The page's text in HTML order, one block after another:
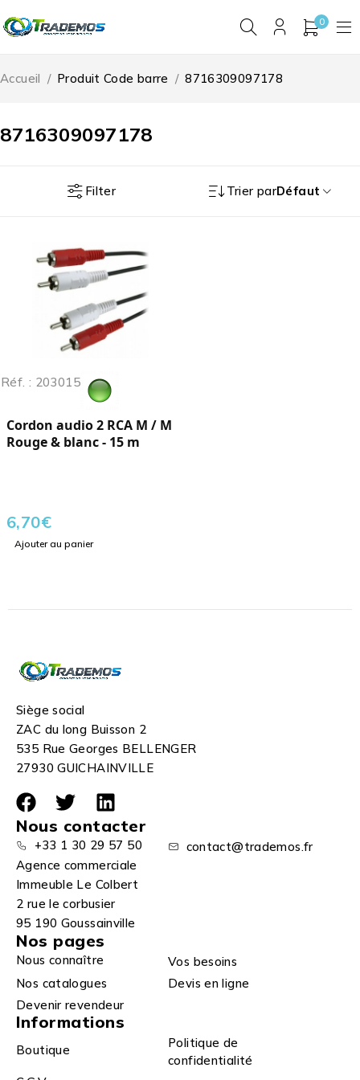
0
8716309097178
Accueil / Produit Code barre / 8716309097178
Filter Trier parDéfaut
Réf. : 203015
Cordon audio 2 RCA M / M
Rouge & blanc - 15 m
6,70€
Ajouter au panier
Siège social
ZAC du long Buisson 2
535 Rue Georges BELLENGER
27930 GUICHAINVILLE
Nous contacter
+33 1 30 29 57 50
contact@trademos.fr
Agence commerciale
Immeuble Le Colbert
2 rue le corbusier
95 190 Goussainville
Nos pages
Nous connaître
Vos besoins
Nos catalogues
Devis en ligne
Devenir revendeur
Informations
Boutique
Politique de
confidentialité